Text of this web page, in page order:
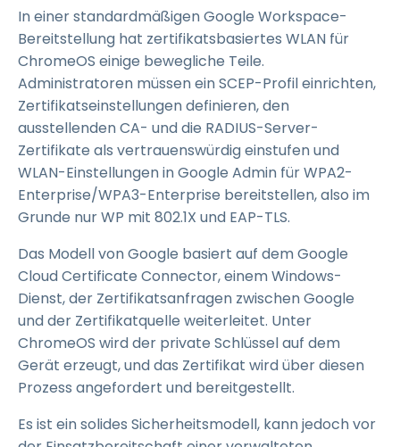
In einer standardmäßigen Google Workspace-
Bereitstellung hat zertifikatsbasiertes WLAN für
ChromeOS einige bewegliche Teile.
Administratoren müssen ein SCEP-Profil einrichten,
Zertifikatseinstellungen definieren, den
ausstellenden CA- und die RADIUS-Server-
Zertifikate als vertrauenswürdig einstufen und
WLAN-Einstellungen in Google Admin für WPA2-
Enterprise/WPA3-Enterprise bereitstellen, also im
Grunde nur WP mit 802.1X und EAP-TLS.
Das Modell von Google basiert auf dem Google
Cloud Certificate Connector, einem Windows-
Dienst, der Zertifikatsanfragen zwischen Google
und der Zertifikatquelle weiterleitet. Unter
ChromeOS wird der private Schlüssel auf dem
Gerät erzeugt, und das Zertifikat wird über diesen
Prozess angefordert und bereitgestellt.
Es ist ein solides Sicherheitsmodell, kann jedoch vor